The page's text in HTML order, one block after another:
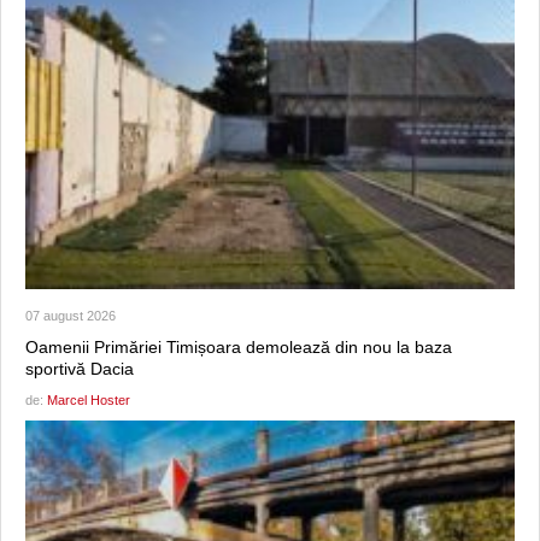
07 august 2026
Oamenii Primăriei Timișoara demolează din nou la baza
sportivă Dacia
de: Marcel Hoster